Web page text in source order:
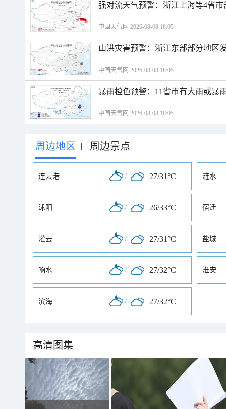
强对流天气预警：浙江上海等4省
中国天气网 2026-08-08 18:05
山洪灾害预警：浙江东部部分地区
中国天气网 2026-08-08 18:05
暴雨橙色预警：11省市有大雨或暴
中国天气网 2026-08-08 18:05
周边地区 | 周边景点
连云港 / 27/31°C 涟水
沭阳 / 26/33°C 宿迁
灌云 / 27/31°C 盐城
响水 / 27/32°C 淮安
滨海 / 27/32°C
高清图集